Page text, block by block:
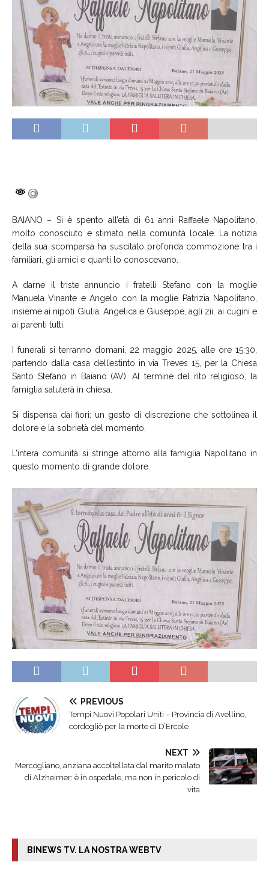
BAIANO – Si è spento all’età di 61 anni Raffaele Napolitano,
molto conosciuto e stimato nella comunità locale. La notizia
della sua scomparsa ha suscitato profonda commozione tra i
familiari, gli amici e quanti lo conoscevano.
A darne il triste annuncio i fratelli Stefano con la moglie
Manuela Vinante e Angelo con la moglie Patrizia Napolitano,
insieme ai nipoti Giulia, Angelica e Giuseppe, agli zii, ai cugini e
ai parenti tutti.
I funerali si terranno domani, 22 maggio 2025, alle ore 15:30,
partendo dalla casa dell’estinto in via Treves 15, per la Chiesa
Santo Stefano in Baiano (AV). Al termine del rito religioso, la
famiglia saluterà in chiesa.
Si dispensa dai fiori: un gesto di discrezione che sottolinea il
dolore e la sobrietà del momento.
L’intera comunità si stringe attorno alla famiglia Napolitano in
questo momento di grande dolore.
PREVIOUS
Tempi Nuovi Popolari Uniti – Provincia di Avellino,
cordogliò per la morte di D’Ercole
NEXT
Mercogliano, anziana accoltellata dal marito malato
di Alzheimer: è in ospedale, ma non in pericolo di
vita
BINEWS TV. LA NOSTRA WEBTV